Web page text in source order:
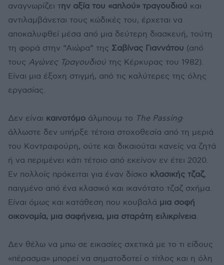
αναγνωρίζει την αξία του «απλού» τραγουδιού και
αντιλαμβάνεται τους κώδικές του, έρχεται να
αποκαλυφθεί μέσα από μια δεύτερη διασκευή, τούτη
τη φορά στην “Αιώρα” της Σαβίνας Γιαννάτου (από
τους Αγώνες Τραγουδιού της Κέρκυρας του 1982).
Είναι μια έξοχη στιγμή, από τις καλύτερες της όλης
εργασίας.
Δεν είναι καινοτόμο άλμπουμ το The Passing·
άλλωστε δεν υπήρξε τέτοια στοχοθεσία από τη μεριά
του Κοντραφούρη, ούτε και δικαιούται κανείς να ζητά
ή να περιμένει κάτι τέτοιο από εκείνον εν έτει 2020.
Εν πολλοίς πρόκειται για έναν δίσκο κλασικής τζαζ,
παιγμένο από ένα κλασικό και ικανότατο τζαζ σχήμα.
Είναι όμως και κατάθεση που κουβαλά μια σοφή
οικονομία, μια σαφήνεια, μια σταράτη ειλικρίνεια.
Δεν θέλω να μπω σε εικασίες σχετικά με το τι είδους
«πέρασμα» μπορεί να σηματοδοτεί ο τίτλος και η όλη